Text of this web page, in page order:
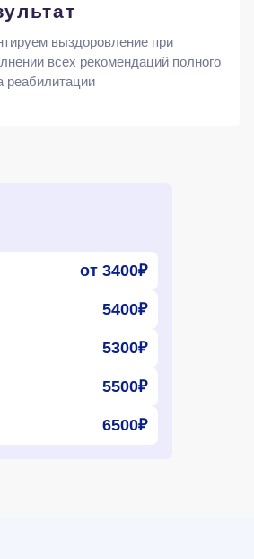
выздоровление при
всех рекомендаций полного
реабилитации
от 3400₽
5400₽
5300₽
5500₽
6500₽